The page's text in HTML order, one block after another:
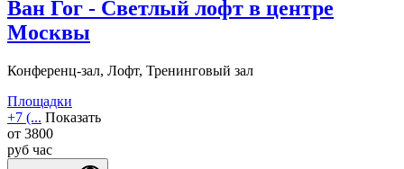
Ван Гог - Светлый лофт в центре
Москвы
Конференц-зал, Лофт, Тренинговый зал
Площадки
+7 (... Показать
от 3800
руб час